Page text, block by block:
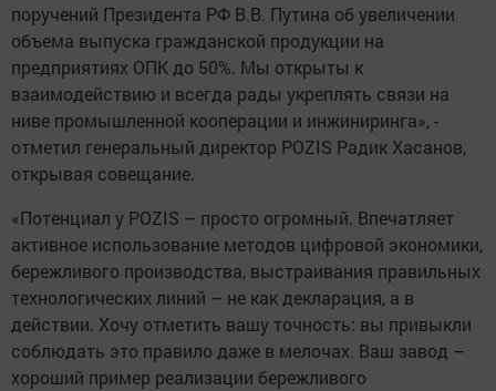
поручений Президента РФ В.В. Путина об увеличении
объема выпуска гражданской продукции на
предприятиях ОПК до 50%. Мы открыты к
взаимодействию и всегда рады укреплять связи на
ниве промышленной кооперации и инжиниринга», -
отметил генеральный директор POZIS Радик Хасанов,
открывая совещание.
«Потенциал у POZIS – просто огромный. Впечатляет
активное использование методов цифровой экономики,
бережливого производства, выстраивания правильных
технологических линий – не как декларация, а в
действии. Хочу отметить вашу точность: вы привыкли
соблюдать это правило даже в мелочах. Ваш завод –
хороший пример реализации бережливого